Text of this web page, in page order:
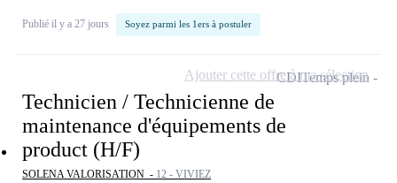
Publié il y a 27 jours Soyez parmi les 1ers à postuler
Technicien / Technicienne de
maintenance d'équipements de
product (H/F)
SOLENA VALORISATION - 12 - VIVIEZ
CDITemps plein
Ajouter cette offre à ma sélection